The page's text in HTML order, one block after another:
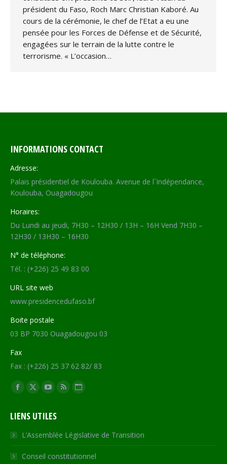
président du Faso, Roch Marc Christian Kaboré. Au
cours de la cérémonie, le chef de l’Etat a eu une
pensée pour les Forces de Défense et de Sécurité,
engagées sur le terrain de la lutte contre le
terrorisme. « L’occasion…
INFORMATIONS CONTACT
Adresse:
Palais présidentiel de Koulouba. Avenue de l´Indépendance,
Koulouba, Ouagadougou
Horaires:
Du Lundi au jeudi, 7H30 – 12H30 / 13H – 16H Vend 7H30 –
12H30 / 13H30 – 16H30
N° de téléphone:
Tél. : (+226) 25 49 83 00
URL site web
www.presidencedufaso.bf
Boite postale
03 BP 7030 Ouagadougou 03
Fax
Fax : (+226) 25 37 62 82/ 83
Trouvez nous sur :
Facebook
opens
in
new
window
X
opens
in
new
window
YouTube
opens
in
new
window
RSS
in
new
window
Site
opens
in
new
LIENS UTILES
L’Assemblée Législative de Transition
Conseil constitutionnel